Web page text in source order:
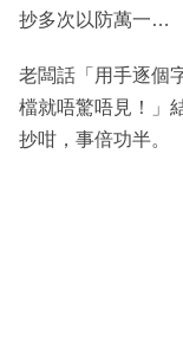
抄多次以防萬一…
老闆話「用手逐個
檔就唔驚唔見！」
抄咁，事倍功半。